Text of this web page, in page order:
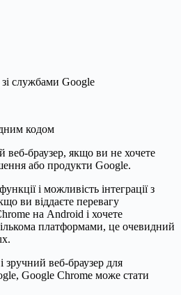
зі службами Google
кодом
веб-браузер, якщо ви не хочете
або продукти Google.
і можливість інтеграції з
ви віддаєте перевагу
на Android і хочете
платформами, це очевидний
веб-браузер для
Google Chrome може стати